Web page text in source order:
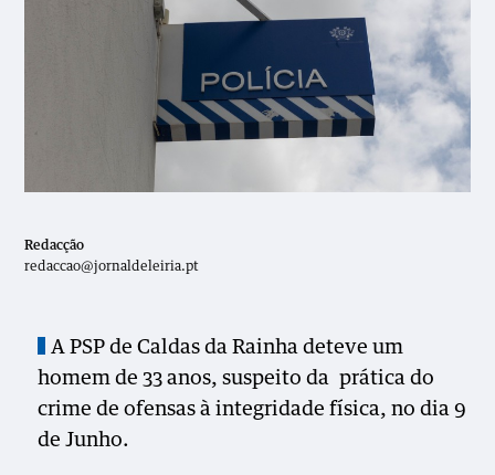
Redacção
redaccao@jornaldeleiria.pt
A PSP de Caldas da Rainha deteve um
homem de 33 anos, suspeito da prática do
crime de ofensas à integridade física, no dia 9
de Junho.